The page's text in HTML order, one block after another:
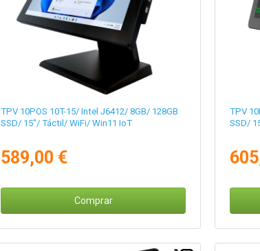
TPV 10POS 10T-15/ Intel J6412/ 8GB/ 128GB
SSD/ 15"/ Táctil/ WiFi/ Win11 IoT
589,00 €
Comprar
TPV
SSD/